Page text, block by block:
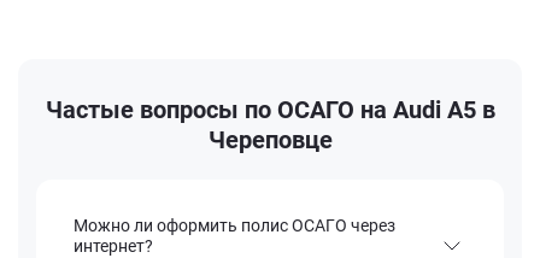
Частые вопросы по ОСАГО на Audi A5 в
Череповце
Можно ли оформить полис ОСАГО через
интернет?